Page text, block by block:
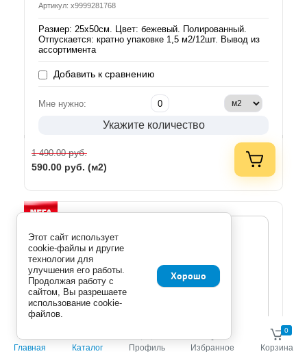
Артикул: х9999281768
Размер: 25х50см. Цвет: бежевый. Полированный.
Отпускается: кратно упаковке 1,5 м2/12шт. Вывод из
ассортимента
Добавить к сравнению
Мне нужно:
Укажите количество
1 490.00руб.
590.00 руб. (м2)
Главная Каталог Профиль Избранное
0
Корзина
Этот сайт использует
cookie-файлы и другие
технологии для
улучшения его работы.
Продолжая работу с
сайтом, Вы разрешаете
использование cookie-
файлов.
Хорошо